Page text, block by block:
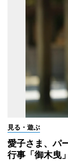
見る・遊ぶ
愛子さま、パ
行事「御木曳